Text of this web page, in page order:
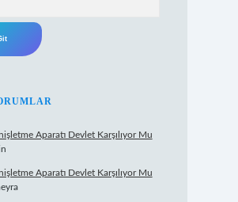
Aparatı Devlet Karşılıyor Mu
Aparatı Devlet Karşılıyor Mu